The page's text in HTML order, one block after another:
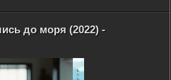
до моря (2022) -